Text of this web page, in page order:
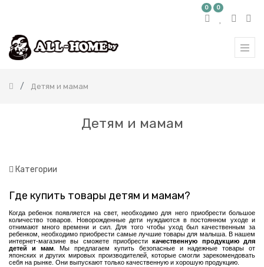
0 0
Детям и мамам
Детям и мамам
Категории
ТОВАРОВ
Бытовая
мамам
для
кормления
Распашонки
Средства
для
стирки
Где купить товары детям и мамам?
Когда ребенок появляется на свет, необходимо для него приобрести большое
количество товаров. Новорожденные дети нуждаются в постоянном уходе и
отнимают много времени и сил. Для того чтобы уход был качественным за
ребенком, необходимо приобрести самые лучшие товары для малыша. В нашем
интернет-магазине вы сможете приобрестикачественную продукцию для
детей и мам. Мы предлагаем купить безопасные и надежные товары от
японских и других мировых производителей, которые смогли зарекомендовать
себя на рынке. Они выпускают только качественную и хорошую продукцию.